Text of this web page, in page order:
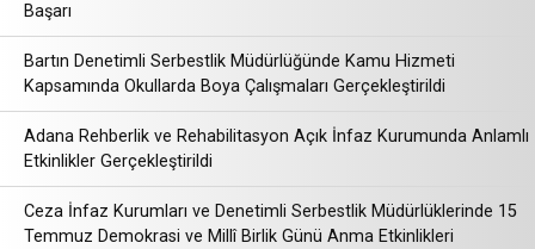
Başarı
Bartın Denetimli Serbestlik Müdürlüğünde Kamu Hizmeti
Kapsamında Okullarda Boya Çalışmaları Gerçekleştirildi
Adana Rehberlik ve Rehabilitasyon Açık İnfaz Kurumunda Anlamlı
Etkinlikler Gerçekleştirildi
Ceza İnfaz Kurumları ve Denetimli Serbestlik Müdürlüklerinde 15
Temmuz Demokrasi ve Millî Birlik Günü Anma Etkinlikleri